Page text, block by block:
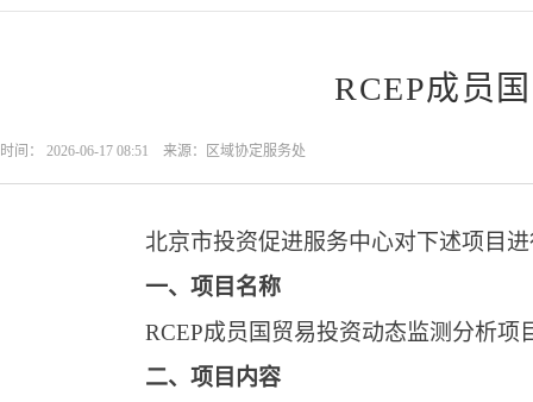
RCEP成员
时间： 2026-06-17 08:51 来源：区域协定服务处
北京市投资促进服务中心对下述项目
一、项目名称
RCEP成员国贸易投资动态监测分析项
二、项目内容